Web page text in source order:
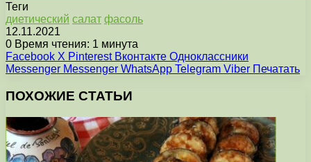
Теги
диетический салат фасоль
12.11.2021
0 Время чтения: 1 минута
Facebook X Pinterest Вконтакте Одноклассники
Messenger Messenger WhatsApp Telegram Viber Печатать
ПОХОЖИЕ СТАТЬИ